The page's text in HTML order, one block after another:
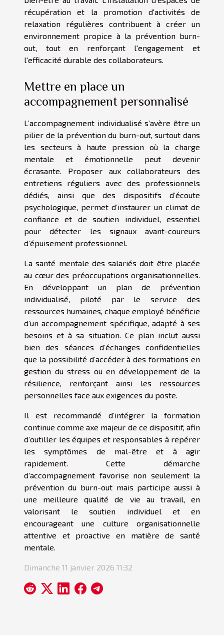
récupération et la promotion d'activités de
relaxation régulières contribuent à créer un
environnement propice à la prévention burn-
out, tout en renforçant l'engagement et
l'efficacité durable des collaborateurs.
Mettre en place un
accompagnement personnalisé
L’accompagnement individualisé s’avère être un
pilier de la prévention du burn-out, surtout dans
les secteurs à haute pression où la charge
mentale et émotionnelle peut devenir
écrasante. Proposer aux collaborateurs des
entretiens réguliers avec des professionnels
dédiés, ainsi que des dispositifs d’écoute
psychologique, permet d’instaurer un climat de
confiance et de soutien individuel, essentiel
pour détecter les signaux avant-coureurs
d’épuisement professionnel.
La santé mentale des salariés doit être placée
au cœur des préoccupations organisationnelles.
En développant un plan de prévention
individualisé, piloté par le service des
ressources humaines, chaque employé bénéficie
d’un accompagnement spécifique, adapté à ses
besoins et à sa situation. Ce plan inclut aussi
bien des séances d’échanges confidentielles
que la possibilité d’accéder à des formations en
gestion du stress ou en développement de la
résilience, renforçant ainsi les ressources
personnelles face aux exigences du poste.
Il est recommandé d’intégrer la formation
continue comme axe majeur de ce dispositif, afin
d’outiller les équipes et responsables à repérer
les symptômes de mal-être et à agir
rapidement. Cette démarche
d’accompagnement favorise non seulement la
prévention du burn-out mais participe aussi à
une meilleure qualité de vie au travail, en
valorisant le soutien individuel et en
encourageant une culture organisationnelle
attentive et proactive en matière de santé
mentale.
Dimanche 11 janvier 2026 11:32